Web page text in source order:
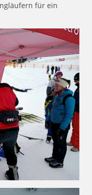
für ein